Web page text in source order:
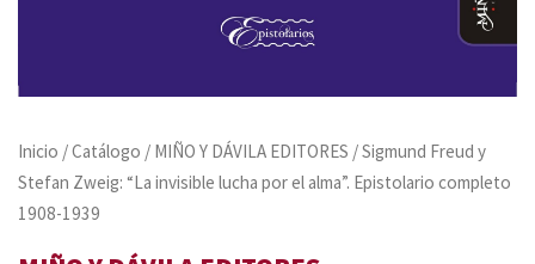
Inicio /Catálogo / MIÑO Y DÁVILA EDITORES / Sigmund Freud y
Stefan Zweig: “La invisible lucha por el alma”. Epistolario completo
1908-1939